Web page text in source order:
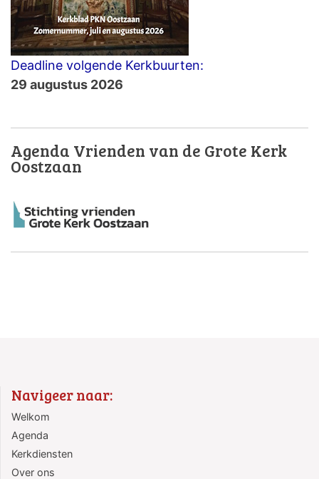
Deadline volgende Kerkbuurten:
29 augustus 2026
Agenda Vrienden van de Grote Kerk
Oostzaan
Navigeer naar:
Welkom
Agenda
Kerkdiensten
Over ons